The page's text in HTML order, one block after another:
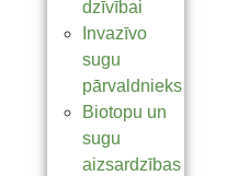
dzīvībai
Invazīvo
sugu
pārvaldnieks
Biotopu un
sugu
aizsardzības